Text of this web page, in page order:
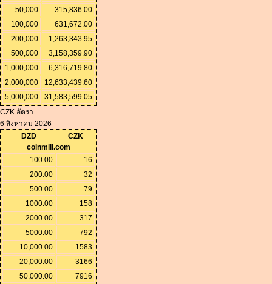
50,000
315,836.00
100,000
631,672.00
200,000
1,263,343.95
500,000
3,158,359.90
1,000,000
6,316,719.80
2,000,000
12,633,439.60
5,000,000
31,583,599.05
CZK อัตรา
6 สิงหาคม 2026
DZD
CZK
coinmill.com
100.00
16
200.00
32
500.00
79
1000.00
158
2000.00
317
5000.00
792
10,000.00
1583
20,000.00
3166
50,000.00
7916